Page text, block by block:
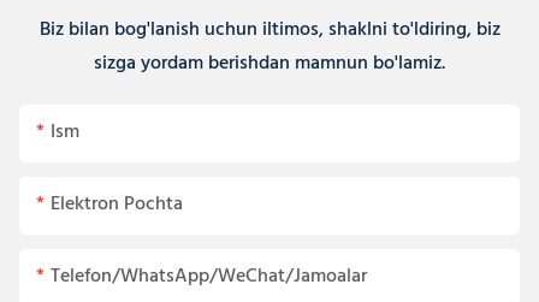
Biz bilan bog'lanish uchun iltimos, shaklni to'ldiring, biz
sizga yordam berishdan mamnun bo'lamiz.
Ism
Elektron Pochta
Telefon/WhatsApp/WeChat/Jamoalar